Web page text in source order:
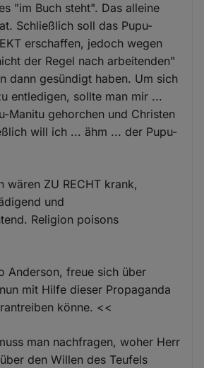
"im Buch steht". Das alleine
Schließlich soll das Pupu-
erschaffen, jedoch wegen
der Regel nach arbeitenden"
dann gesündigt haben. Um sich
entledigen, sollte man mir ...
Manitu gehorchen und Christen
will ich ... ähm ... der Pupu-
wären ZU RECHT krank,
und
Religion poisons
Anderson, freue sich über
mit Hilfe dieser Propaganda
könne. <<
man nachfragen, woher Herr
den Willen des Teufels